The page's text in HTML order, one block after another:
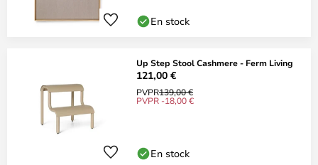
En stock
Up Step Stool Cashmere - Ferm Living
121,00 €
PVPR139,00 €
PVPR -18,00 €
En stock